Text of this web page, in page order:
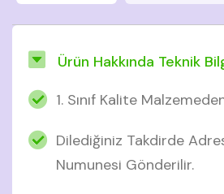
Ürün Hakkında Teknik
1. Sınıf Kalite
Dilediğiniz Takdirde
Numunesi Gönderilir.